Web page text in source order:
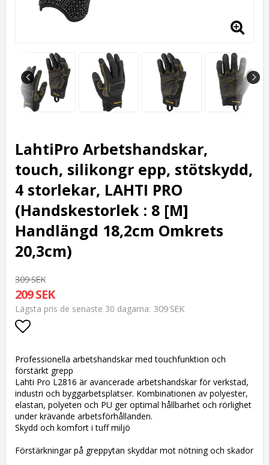
LahtiPro Arbetshandskar,
touch, silikongr epp, stötskydd,
4 storlekar, LAHTI PRO
(Handskestorlek : 8 [M]
Handlängd 18,2cm Omkrets
20,3cm)
309 SEK
209 SEK
Lägsta pris de senaste 30 dagarna 309 SEK
Lägg till i favoritlistan
Professionella arbetshandskar med touchfunktion och
förstärkt grepp
Lahti Pro L2816 är avancerade arbetshandskar för verkstad,
industri och byggarbetsplatser. Kombinationen av polyester,
elastan, polyeten och PU ger optimal hållbarhet och rörlighet
under krävande arbetsförhållanden.
Skydd och komfort i tuff miljö
Förstärkningar på greppytan skyddar mot nötning och skador